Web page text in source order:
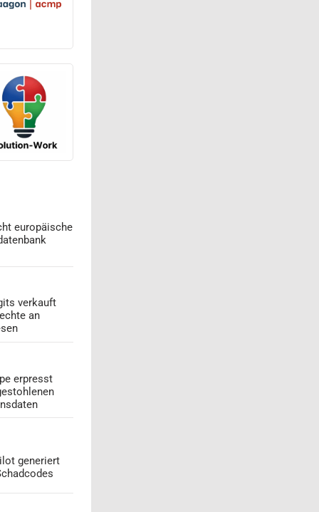
europäische
verkauft
an
erpresst
generiert